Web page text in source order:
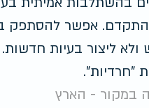
אפשר להסתפק
ולא ליצור בעיות
"חרדיות".
במקור - הארץ